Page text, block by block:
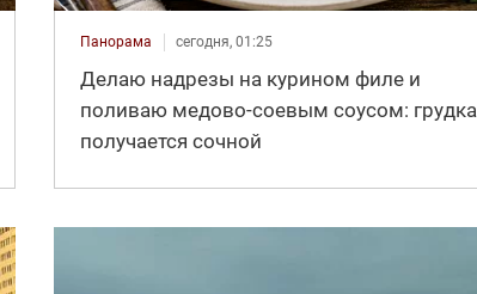
Панорама сегодня, 01:25
Делаю надрезы на курином филе и
поливаю медово-соевым соусом: грудка
получается сочной